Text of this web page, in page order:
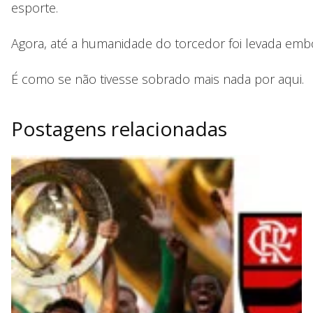
esporte.
Agora, até a humanidade do torcedor foi levada
É como se não tivesse sobrado mais nada por aqui.
Postagens relacionadas